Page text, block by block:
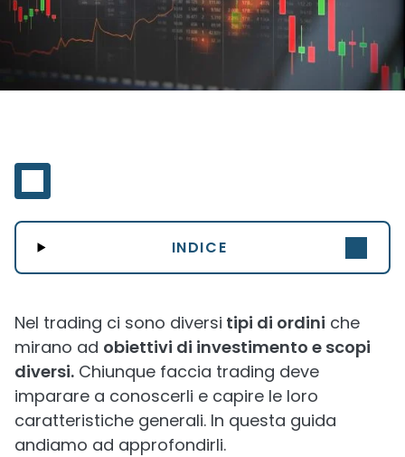
INDICE
Nel trading ci sono diversi tipi di ordini che
mirano ad obiettivi di investimento e scopi
diversi. Chiunque faccia trading deve
imparare a conoscerli e capire le loro
caratteristiche generali. In questa guida
andiamo ad approfondirli.